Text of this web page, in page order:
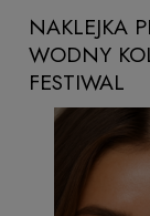
NAKLEJKA
WODNY
FESTIWAL